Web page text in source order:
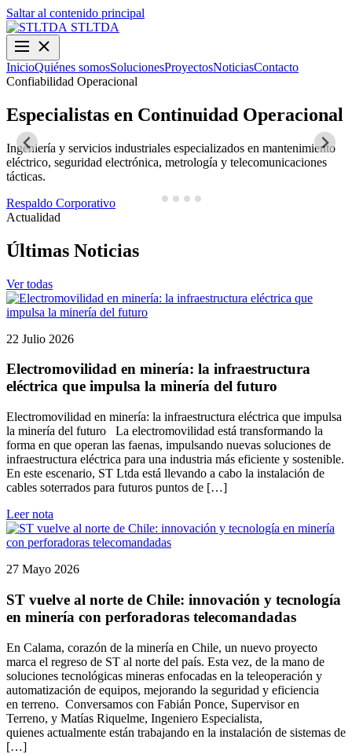
Saltar al contenido principal
STLTDA
InicioQuiénes somosSolucionesProyectosNoticiasContacto
Confiabilidad Operacional
Especialistas en Continuidad Operacional
Ingeniería y servicios industriales especializados en mantenimiento
eléctrico, seguridad electrónica, metrología y telecomunicaciones
tácticas.
Respaldo Corporativo
Actualidad
Últimas Noticias
Ver todas
22 Julio 2026
Electromovilidad en minería: la infraestructura
eléctrica que impulsa la minería del futuro
Electromovilidad en minería: la infraestructura eléctrica que impulsa
la minería del futuro La electromovilidad está transformando la
forma en que operan las faenas, impulsando nuevas soluciones de
infraestructura eléctrica para una industria más eficiente y sostenible.
En este escenario, ST Ltda está llevando a cabo la instalación de
cables soterrados para futuros puntos de […]
Leer nota
27 Mayo 2026
ST vuelve al norte de Chile: innovación y tecnología
en minería con perforadoras telecomandadas
En Calama, corazón de la minería en Chile, un nuevo proyecto
marca el regreso de ST al norte del país. Esta vez, de la mano de
soluciones tecnológicas mineras enfocadas en la teleoperación y
automatización de equipos, mejorando la seguridad y eficiencia
en terreno. Conversamos con Fabián Ponce, Supervisor en
Terreno, y Matías Riquelme, Ingeniero Especialista,
quienes actualmente están trabajando en la instalación de sistemas de
[…]